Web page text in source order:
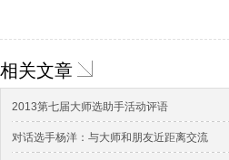
相关文章
2013第七届大师选助手活动评语
对话选手杨洋：与大师和朋友近距离交流